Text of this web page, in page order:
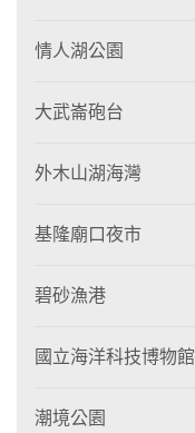
情人湖公園
大武崙砲台
外木山湖海灣
基隆廟口夜市
碧砂漁港
國立海洋科技博物館
潮境公園